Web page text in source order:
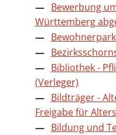
Bewerbung
Württemberg
Bibliothek -
(Verleger)
Bildträger -
Freigabe für
Bildung und